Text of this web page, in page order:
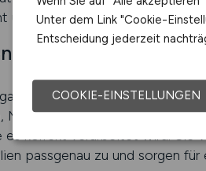
und sicher vorgehen.
Tätigkeiten:
gehört das Decken von
Metallplatten oder
es korrekt verarbeitet wird. Sie
passgenau zu und sorgen
Unter dem Link "Cookie-
Entscheidung jederzeit
COOKIE-EINSTELLUNGEN